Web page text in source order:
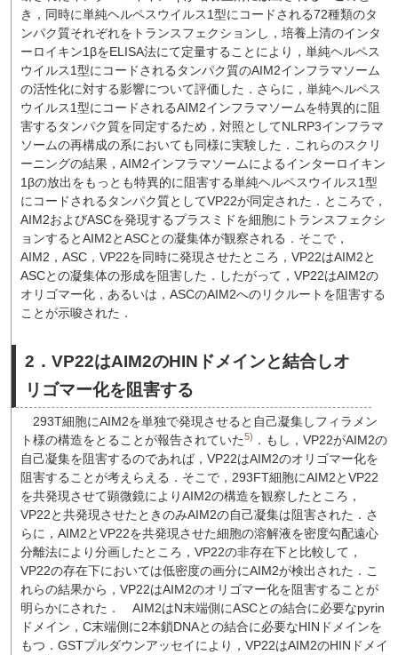
き，同時に単純ヘルペスウイルス1型にコードされる72種類のタ
ンパク質それぞれをトランスフェクションし，培養上清のインタ
ーロイキン1βをELISA法にて定量することにより，単純ヘルペス
ウイルス1型にコードされるタンパク質のAIM2インフラマソーム
の活性化に対する影響について評価した．さらに，単純ヘルペス
ウイルス1型にコードされるAIM2インフラマソームを特異的に阻
害するタンパク質を同定するため，対照としてNLRP3インフラマ
ソームの再構成の系においても同様に実験した．これらのスクリ
ーニングの結果，AIM2インフラマソームによるインターロイキン
1βの放出をもっとも特異的に阻害する単純ヘルペスウイルス1型
にコードされるタンパク質としてVP22が同定された．ところで，
AIM2およびASCを発現するプラスミドを細胞にトランスフェクシ
ョンするとAIM2とASCとの凝集体が観察される．そこで，
AIM2，ASC，VP22を同時に発現させたところ，VP22はAIM2と
ASCとの凝集体の形成を阻害した．したがって，VP22はAIM2の
オリゴマー化，あるいは，ASCのAIM2へのリクルートを阻害する
ことが示唆された．
2．VP22はAIM2のHINドメインと結合しオ
リゴマー化を阻害する
293T細胞にAIM2を単独で発現させると自己凝集しフィラメン
ト様の構造をとることが報告されていた5) ．もし，VP22がAIM2の
自己凝集を阻害するのであれば，VP22はAIM2のオリゴマー化を
阻害することが考えらえる．そこで，293FT細胞にAIM2とVP22
を共発現させて顕微鏡によりAIM2の構造を観察したところ，
VP22と共発現させたときのみAIM2の自己凝集は阻害された．さ
らに，AIM2とVP22を共発現させた細胞の溶解液を密度勾配遠心
分離法により分画したところ，VP22の非存在下と比較して，
VP22の存在下においては低密度の画分にAIM2が検出された．こ
れらの結果から，VP22はAIM2のオリゴマー化を阻害することが
明らかにされた．
AIM2はN末端側にASCとの結合に必要なpyrin
ドメイン，C末端側に2本鎖DNAとの結合に必要なHINドメインを
もつ．GSTプルダウンアッセイにより，VP22はAIM2のHINドメイ